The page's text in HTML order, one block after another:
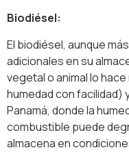
Biodiésel:
El biodiésel, aunque
adicionales en su
vegetal o animal lo
humedad con facilidad)
Panamá, donde la
combustible puede
almacena en